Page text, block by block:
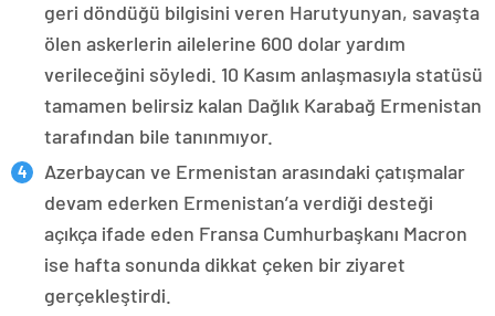
geri döndüğü bilgisini veren Harutyunyan, savaşta
ölen askerlerin ailelerine 600 dolar yardım
verileceğini söyledi. 10 Kasım anlaşmasıyla statüsü
tamamen belirsiz kalan Dağlık Karabağ Ermenistan
tarafından bile tanınmıyor.
Azerbaycan ve Ermenistan arasındaki çatışmalar
devam ederken Ermenistan’a verdiği desteği
açıkça ifade eden Fransa Cumhurbaşkanı Macron
ise hafta sonunda dikkat çeken bir ziyaret
gerçekleştirdi.